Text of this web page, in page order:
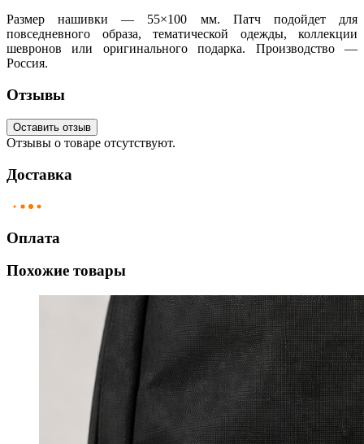
Размер нашивки — 55×100 мм. Патч подойдет для
повседневного образа, тематической одежды, коллекции
шевронов или оригинального подарка. Производство —
Россия.
Отзывы
Оставить отзыв
Отзывы о товаре отсутствуют.
Доставка
Оплата
Похожие товары